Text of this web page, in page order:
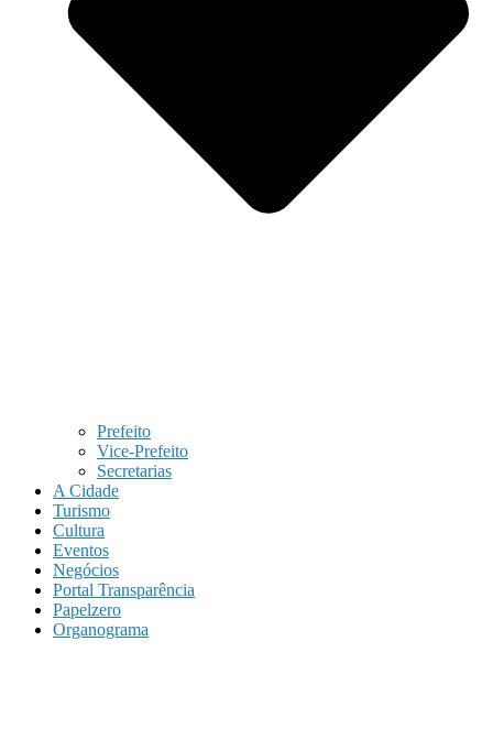
Prefeito
Vice-Prefeito
Secretarias
A Cidade
Turismo
Cultura
Eventos
Negócios
Portal Transparência
Papelzero
Organograma